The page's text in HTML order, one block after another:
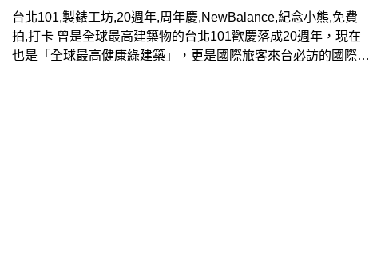
台北101,製錶工坊,20週年,周年慶,NewBalance,紀念小熊,免費
拍,打卡 曾是全球最高建築物的台北101歡慶落成20週年，現在
也是「全球最高健康綠建築」，更是國際旅客來台必訪的國際性